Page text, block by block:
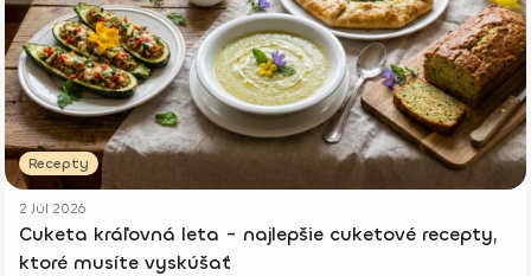
Recepty
2 Júl 2026
Cuketa kráľovná leta - najlepšie cuketové recepty,
ktoré musíte vyskúšať